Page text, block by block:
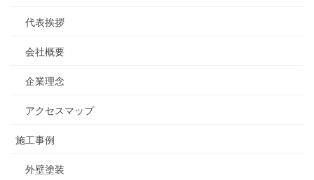
代表挨拶
会社概要
企業理念
アクセスマップ
施工事例
外壁塗装